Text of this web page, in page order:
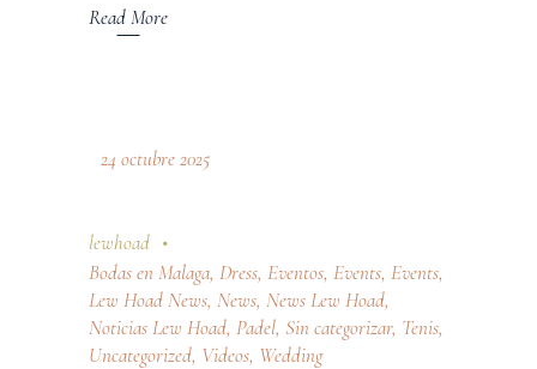
Read More
24 octubre 2025
lewhoad
Bodas en Malaga, Dress, Eventos, Events, Events,
Lew Hoad News, News, News Lew Hoad,
Noticias Lew Hoad, Padel, Sin categorizar, Tenis,
Uncategorized, Videos, Wedding